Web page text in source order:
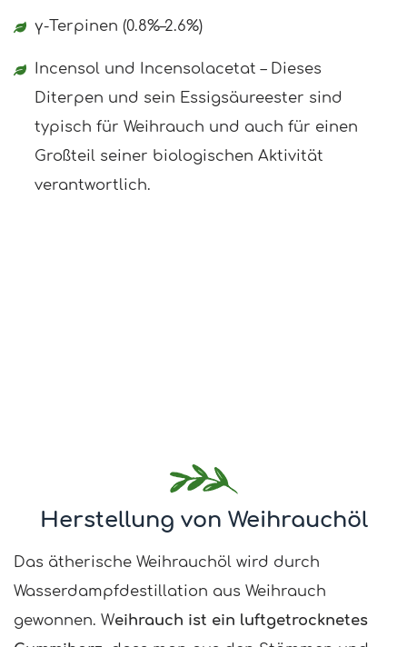
γ-Terpinen (0.8%–2.6%)
Incensol und Incensolacetat – Dieses
Diterpen und sein Essigsäureester sind
typisch für Weihrauch und auch für einen
Großteil seiner biologischen Aktivität
verantwortlich.
Herstellung von Weihrauchöl
Das ätherische Weihrauchöl wird durch
Wasserdampfdestillation aus Weihrauch
gewonnen. Weihrauch ist ein luftgetrocknetes